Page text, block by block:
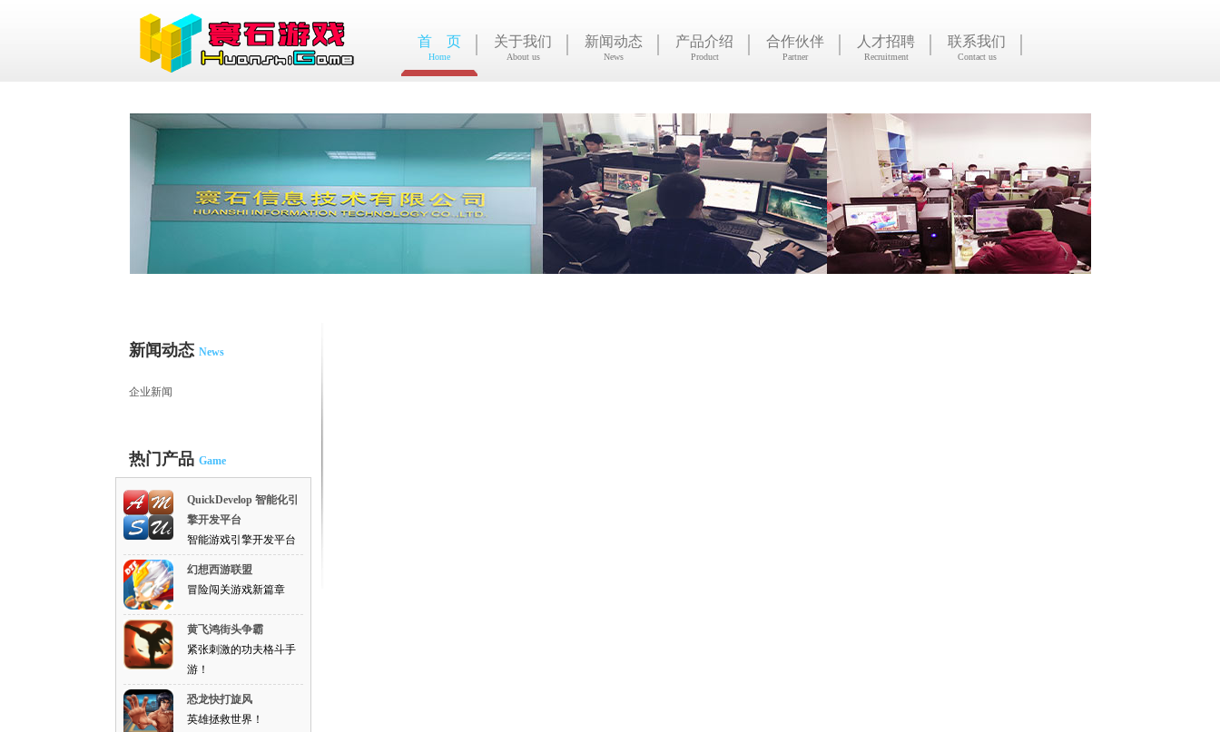
首 页
Home
关于我们
About us
新闻动态
News
产品介绍
Product
合作伙伴
Partner
人才招聘
Recruitment
联系我们
Contact us
新闻动态 News
企业新闻
热门产品 Game
QuickDevelop 智能化引
擎开发平台
智能游戏引擎开发平台
幻想西游联盟
冒险闯关游戏新篇章
黄飞鸿街头争霸
紧张刺激的功夫格斗手
游！
恐龙快打旋风
英雄拯救世界！